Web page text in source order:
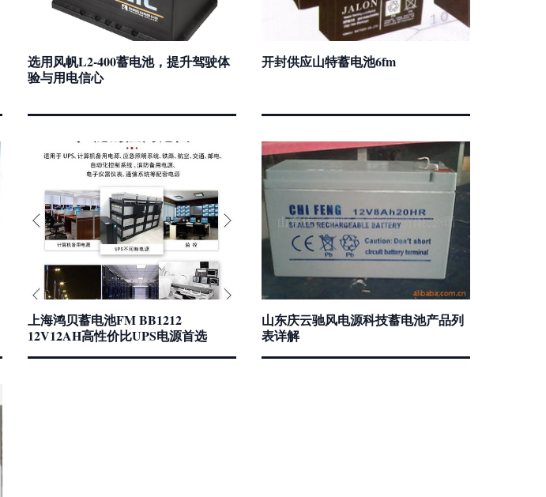
选用风帆L2-400蓄电池，提升驾驶体
验与用电信心
开封供应山特蓄电池6fm
上海鸿贝蓄电池FM BB1212
12V12AH高性价比UPS电源首选
山东庆云驰风电源科技蓄电池产品列
表详解